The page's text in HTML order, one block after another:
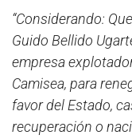
“Considerando:
Guido Bellido
empresa
Camisea, para
favor del Estado,
recuperación o